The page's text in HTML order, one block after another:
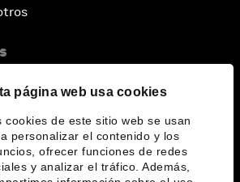
página web usa cookies
cookies de este sitio web se usan
personalizar el contenido y los
ofrecer funciones de redes
y analizar el tráfico. Además,
el Foro
idiomas